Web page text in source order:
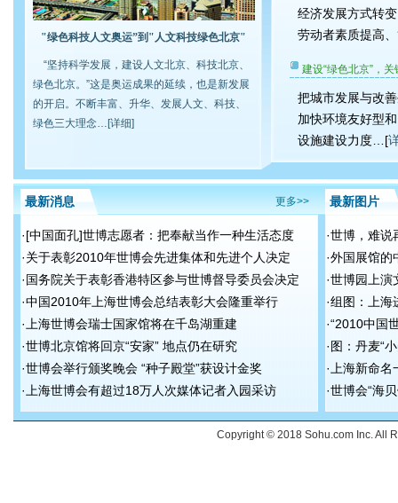
"绿色科技人文奥运”到"人文科技绿色北京"
“坚持科学发展，建设人文北京、科技北京、
绿色北京。”这是奥运成果的延续，也是新发展
的开启。不断丰富、升华、发展人文、科技、
绿色三大理念…[详细]
经济发展方式转
劳动者素质提高
建设“绿色北京”，关
把城市发展与改
加快环境友好型
设施建设力度…[
更多>>
最新消息
·[中国面孔]世博志愿者：把奉献当作一种生活态度
·关于表彰2010年世博会先进集体和先进个人决定
·国务院关于表彰香港特区参与世博督导委员会决定
·中国2010年上海世博会总结表彰大会隆重举行
· 上海世博会瑞士国家馆将在千岛湖重建
·世博北京馆将回京“安家” 地点仍在研究
·世博会举行颁奖晚会 “种子殿堂”获设计金奖
· 上海世博会有超过18万人次媒体记者入园采访
最新图片
·世博，难说
·外国展馆的
·世博园上演
·组图：上海
·“2010中国
·图：丹麦“
· 上海新命
·世博会“海
Copyright © 2018 Sohu.com Inc. All